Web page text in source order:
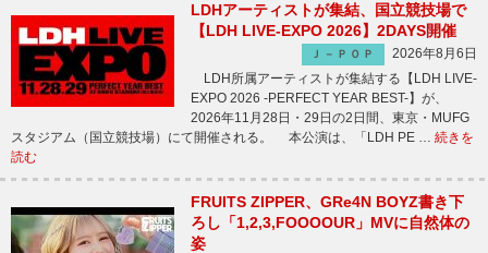
LDHアーティストが集結、国立競技場で
【LDH LIVE-EXPO 2026】2DAYS開催
Ｊ－ＰＯＰ
2026年8月6日
LDH所属アーティストが集結する【LDH LIVE-
EXPO 2026 -PERFECT YEAR BEST-】が、
2026年11月28日・29日の2日間、東京・MUFG
スタジアム（国立競技場）にて開催される。 本公演は、「LDH PE … 続きを
読む
FRUITS ZIPPER、GRe4N BOYZ書き下
ろし「1,2,3,FOOOOUR」MVに自然体の
姿